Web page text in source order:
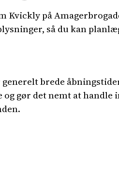
på
så du kan
brede
og gør det nemt at